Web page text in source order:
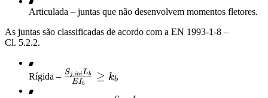
Articulada – juntas que não desenvolvem momentos fletores.
As juntas são classificadas de acordo com a EN 1993-1-8 –
Cl. 5.2.2.
Rígida – \frac{S_{j,ini}
L_b}{E I_b}
EIb
Sj,iniLb ≥ kb